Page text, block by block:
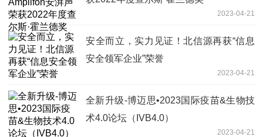
2023-04-21
安全而立，实力见证！北信源再获“信息
安全领军企业”荣誉
2023-04-21
全新升级-博迈思•2023国际疫苗&生物技
术4.0论坛（IVB4.0）
2023-04-21